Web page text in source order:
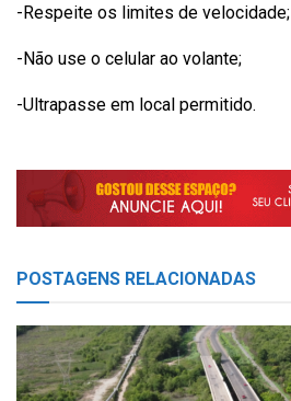
-Respeite os limites de velocidade;
-Não use o celular ao volante;
-Ultrapasse em local permitido.
POSTAGENS RELACIONADAS